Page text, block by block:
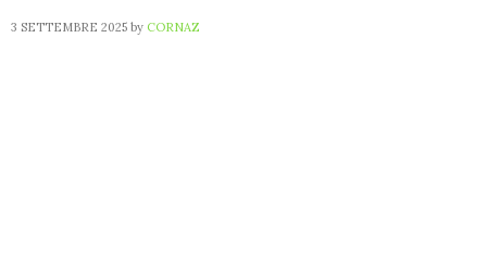
3 SETTEMBRE 2025 by CORNAZ